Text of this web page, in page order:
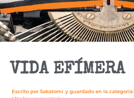
VIDA EFÍMERA
Escrito por Sakatomi y guardado en la categoría: